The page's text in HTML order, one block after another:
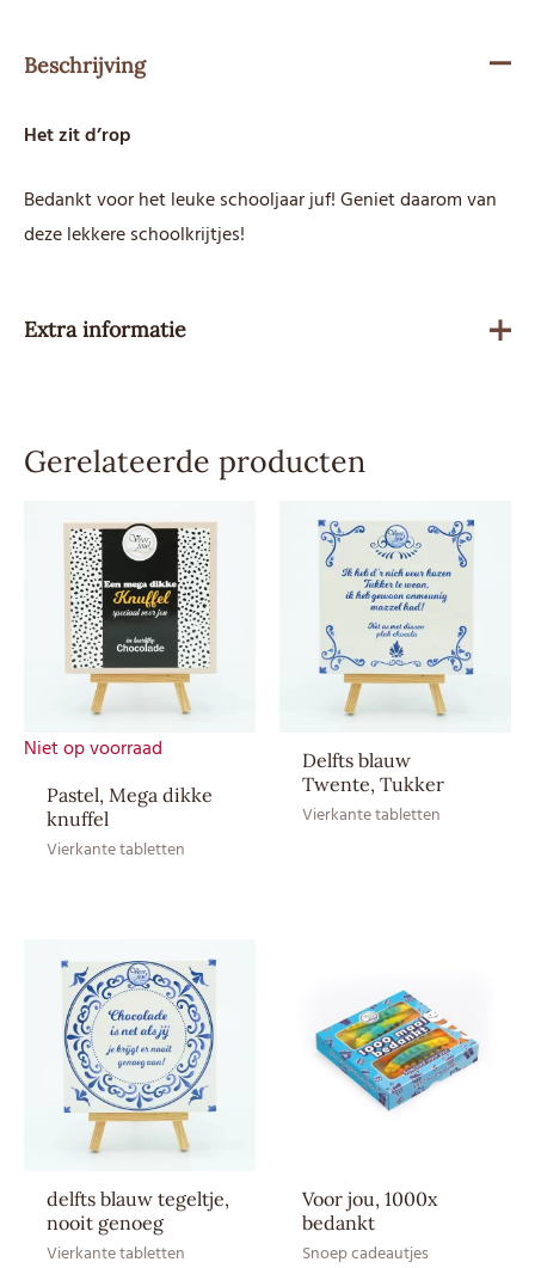
Beschrijving
Het zit d’rop
Bedankt voor het leuke schooljaar juf! Geniet daarom van
deze lekkere schoolkrijtjes!
Extra informatie
Besteleenheid
1
Advies
verkoopprijs
Allergenen
Sporen
Bewaaradvies
Droog en bij
kamertemperatuur bewaren
(12–20 ⁰C)
Gerelateerde producten
Niet op voorraad
Pastel, Mega dikke
knuffel
Vierkante tabletten
Delfts blauw
Twente, Tukker
Vierkante tabletten
delfts blauw tegeltje,
nooit genoeg
Vierkante tabletten
Voor jou, 1000x
bedankt
Snoep cadeautjes